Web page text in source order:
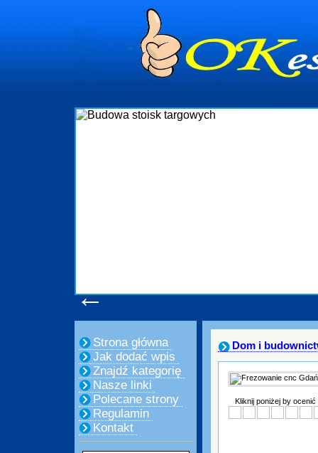
←
Strona główna
Jak dodać wpis
Znajdź kategorię
Nasze linki
Polecane strony
Regulamin
Kontakt
Dom i
Kliknij poniżej by ocenić